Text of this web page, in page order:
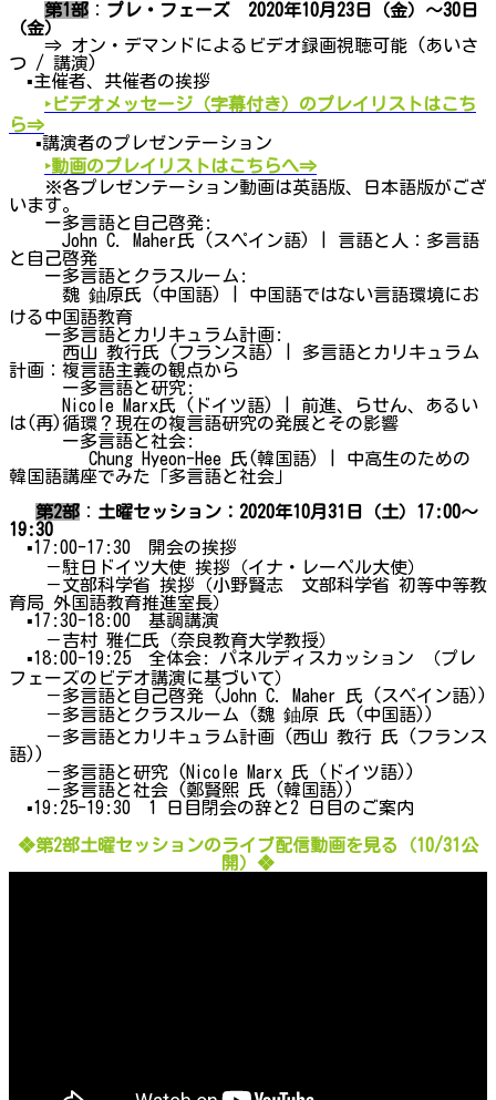
第1部 ： プレ・フェーズ 2020年10月23日（金）～30日
（金）
⇒ オン・デマンドによるビデオ録画視聴可能 (あいさ
つ / 講演)
▪主催者、共催者の挨拶
‣ビデオメッセージ（字幕付き）のプレイリストはこち
ら⇒
▪講演者のプレゼンテーション
‣動画のプレイリストはこちらへ⇒
※各プレゼンテーション動画は英語版、日本語版がござ
います。
ー多言語と自己啓発:
John C. Maher氏 (スペイン語) | 言語と人：多言語
と自己啓発
ー多言語とクラスルーム:
魏 鈾原氏 (中国語) | 中国語ではない言語環境にお
ける中国語教育
ー多言語とカリキュラム計画:
西山 教行氏 (フランス語) | 多言語とカリキュラム
計画：複言語主義の観点から
ー多言語と研究:
Nicole Marx氏 (ドイツ語) | 前進、らせん、あるい
は(再)循環？現在の複言語研究の発展とその影響
ー多言語と社会:
Chung Hyeon-Hee 氏(韓国語) | 中高生のための
韓国語講座でみた「多言語と社会」
第2部 ： 土曜セッション：2020年10月31日（土）17:00～
19:30
▪17:00-17:30 開会の挨拶
－駐日ドイツ大使 挨拶（イナ・レーペル大使）
－文部科学省 挨拶（小野賢志 文部科学省 初等中等教
育局 外国語教育推進室長）
▪17:30-18:00 基調講演
－吉村 雅仁氏（奈良教育大学教授）
▪18:00-19:25 全体会: パネルディスカッション （プレ
フェーズのビデオ講演に基づいて）
－多言語と自己啓発 (John C. Maher 氏 (スペイン語))
－多言語とクラスルーム (魏 鈾原 氏 (中国語))
－多言語とカリキュラム計画 (西山 教行 氏 (フランス
語))
－多言語と研究 (Nicole Marx 氏 (ドイツ語))
－多言語と社会 (鄭賢熙 氏 (韓国語))
▪19:25-19:30 1 日目閉会の辞と2 日目のご案内
❖第2部土曜セッションのライブ配信動画を見る（10/31公
開）❖